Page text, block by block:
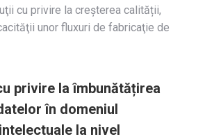
cu privire la creșterea calității,
unor fluxuri de fabricaţie de
privire la îmbunătățirea
în domeniul
la nivel